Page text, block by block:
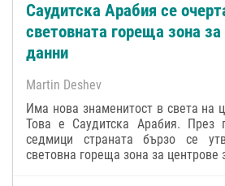
Саудитска Арабия се
световната гореща зона
данни
Martin Deshev
Има нова знаменитост в света на
Това е Саудитска Арабия. През
седмици страната бързо се
световна гореща зона за